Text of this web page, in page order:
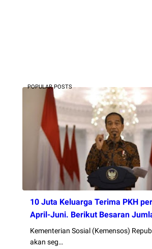
POPULAR POSTS
10 Juta Keluarga Terima PKH
April-Juni. Berikut Besaran
Kementerian Sosial (Kemensos)
akan seg…